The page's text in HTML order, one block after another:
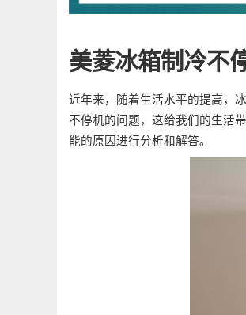
美菱冰箱制冷不
近年来，随着生活水平的提高，
不停机的问题，这给我们的生活
能的原因进行分析和解答。